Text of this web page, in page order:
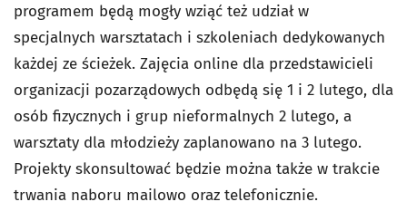
programem będą mogły wziąć też udział w
specjalnych warsztatach i szkoleniach dedykowanych
każdej ze ścieżek. Zajęcia online dla przedstawicieli
organizacji pozarządowych odbędą się 1 i 2 lutego, dla
osób fizycznych i grup nieformalnych 2 lutego, a
warsztaty dla młodzieży zaplanowano na 3 lutego.
Projekty skonsultować będzie można także w trakcie
trwania naboru mailowo oraz telefonicznie.